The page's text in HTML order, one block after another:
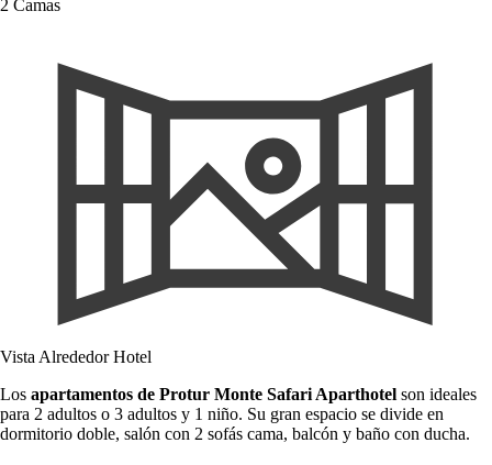
2 Camas
Vista Alrededor Hotel
Los apartamentos de Protur Monte Safari Aparthotel son ideales
para 2 adultos o 3 adultos y 1 niño. Su gran espacio se divide en
dormitorio doble, salón con 2 sofás cama, balcón y baño con ducha.